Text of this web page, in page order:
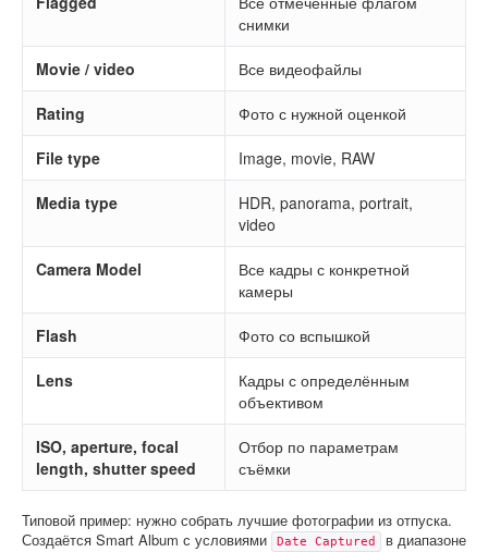
снимки
Movie / video Все видеофайлы
Rating Фото с нужной оценкой
File type Image, movie, RAW
Media type
HDR, panorama, portrait,
video
Camera Model
Все кадры с конкретной
камеры
Flash Фото со вспышкой
Lens
Кадры с определённым
объективом
ISO, aperture, focal
length, shutter speed
Отбор по параметрам
съёмки
Типовой пример: нужно собрать лучшие фотографии из отпуска.
Создаётся Smart Album с условиями
Date Captured
в диапазоне